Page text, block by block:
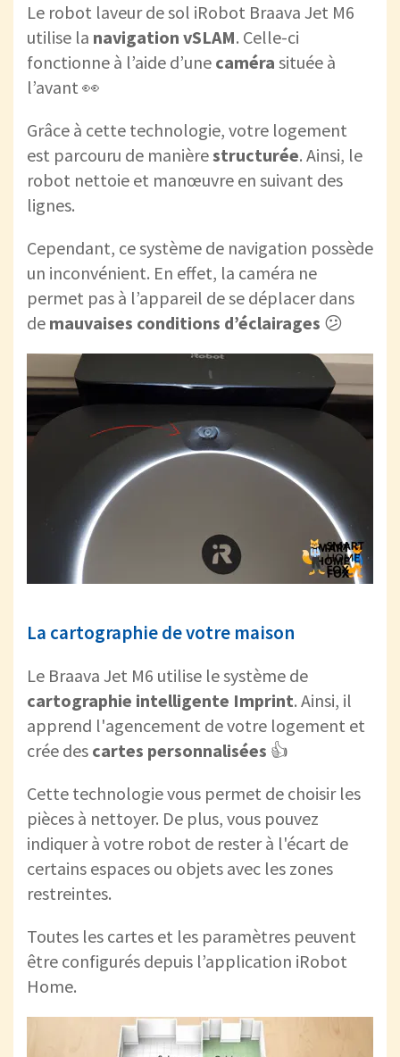
Le robot laveur de sol iRobot Braava Jet M6
utilise la navigation vSLAM. Celle-ci
fonctionne à l’aide d’une caméra située à
l’avant 👀
Grâce à cette technologie, votre logement
est parcouru de manièrestructurée. Ainsi, le
robot nettoie et manœuvre en suivant des
lignes.
Cependant, ce système de navigation possède
un inconvénient. En effet, la caméra ne
permet pas à l’appareil de se déplacer dans
de mauvaises conditions d’éclairages 😕
La cartographie de votre maison
Le Braava Jet M6 utilise le système de
cartographie intelligente Imprint. Ainsi, il
apprend l'agencement de votre logement et
crée des cartes personnalisées 👍
Cette technologie vous permet de choisir les
pièces à nettoyer. De plus, vous pouvez
indiquer à votre robot de rester à l'écart de
certains espaces ou objets avec les zones
restreintes.
Toutes les cartes et les paramètres peuvent
être configurés depuis l’application iRobot
Home.